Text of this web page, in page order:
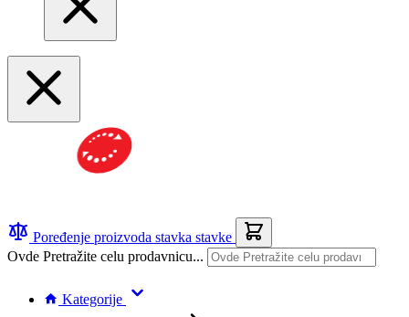
Poređenje proizvoda stavka stavke
Ovde Pretražite celu prodavnicu...
Kategorije